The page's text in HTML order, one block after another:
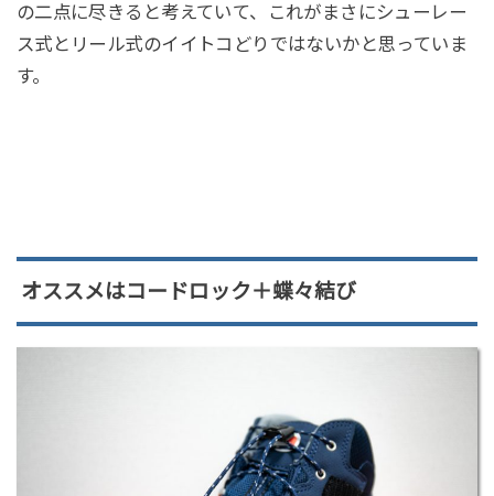
の二点に尽きると考えていて、これがまさにシューレー
ス式とリール式のイイトコどりではないかと思っていま
す。
オススメはコードロック＋蝶々結び